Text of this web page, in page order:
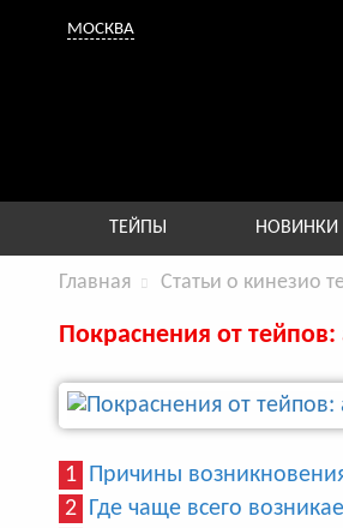
МОСКВА
ТЕЙПЫ НОВИНКИ
Главная Статьи о кинезио
Покраснения от
1
Причины
2
Где чаще всего